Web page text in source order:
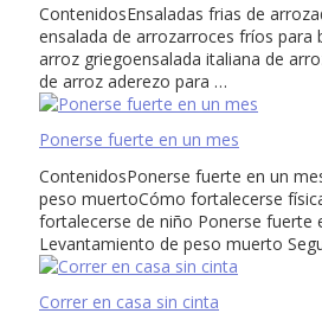
ContenidosEnsaladas frias de
ensalada de arrozarroces fríos para
arroz griegoensalada italiana de
de arroz aderezo para …
Ponerse fuerte en un mes
ContenidosPonerse fuerte en un
peso muertoCómo fortalecerse
fortalecerse de niño Ponerse fuerte
Levantamiento de peso muerto
Correr en casa sin cinta